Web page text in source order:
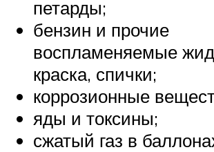
петарды;
бензин и прочие
воспламеняемые
краска, спички;
коррозионные
яды и токсины;
сжатый газ в